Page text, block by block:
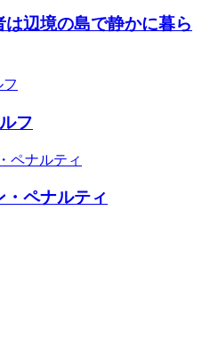
は辺境の島で静かに暮ら
フ
ペナルティ